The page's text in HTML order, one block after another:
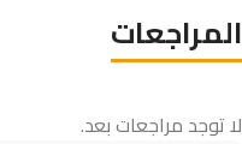
المراجعات
لا توجد مراجعات بعد.